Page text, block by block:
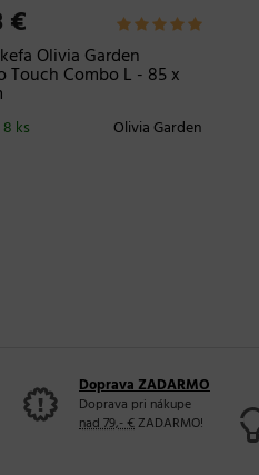
€
Olivia Garden
Touch Combo L - 85 x
Olivia Garden
ks
Doprava ZADARMO
Doprava pri nákupe
nad 79,- €ZADARMO!